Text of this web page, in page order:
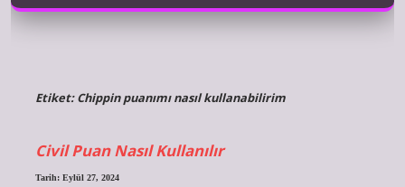
Etiket:Chippin puanımı nasıl kullanabilirim
Civil Puan Nasıl Kullanılır
Tarih: Eylül 27, 2024